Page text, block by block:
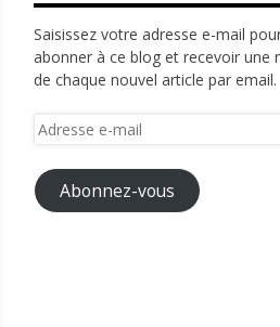
Saisissez votre adresse e-mail
abonner à ce blog et recevoir une
de chaque nouvel article par email.
Adresse
mail
Abonnez-vous